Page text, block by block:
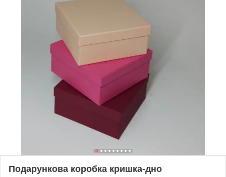
Подарункова коробка кришка-дно